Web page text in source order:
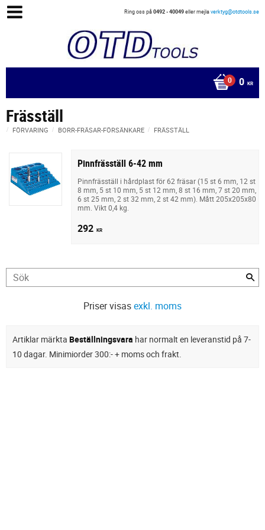
Ring oss på0492 - 40049eller mejlaverktyg@otdtools.se
0 KR
Fräsställ
FÖRVARING BORR-FRÄSAR-FÖRSÄNKARE FRÄSSTÄLL
Pinnfräsställ 6-42 mm
Pinnfräsställ i hårdplast för 62 fräsar (15 st 6 mm, 12 st
8 mm, 5 st 10 mm, 5 st 12 mm, 8 st 16 mm, 7 st 20 mm,
6 st 25 mm, 2 st 32 mm, 2 st 42 mm). Mått 205x205x80
mm. Vikt 0,4 kg.
292 KR
Priser visasexkl. moms
Artiklar märkta Beställningsvara har normalt en leveranstid på 7-
10 dagar. Minimiorder 300:- + moms och frakt.